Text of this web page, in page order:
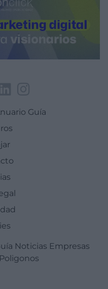
Guía
Noticias Empresas
Poligonos